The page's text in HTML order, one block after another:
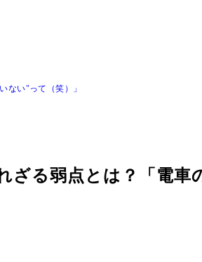
ない"って（笑）」
ざる弱点とは？「電車